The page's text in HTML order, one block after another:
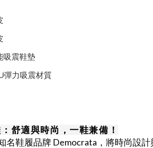
吸震鞋墊
彈力吸震材質
舒適與時尚，一鞋兼備！
名鞋履品牌 Democrata，將時尚設